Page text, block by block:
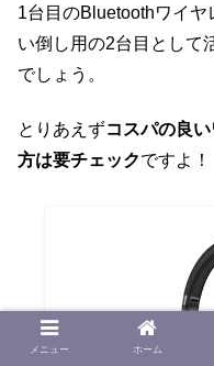
1台目のBluetoothワイ
い倒し用の2台目として
でしょう。
とりあえずコスパの良
方は要チェックですよ！
メニュー ホーム